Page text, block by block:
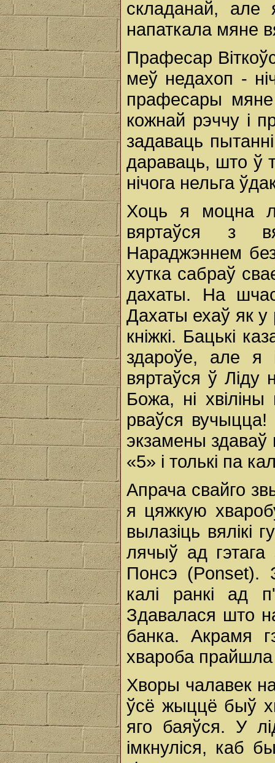
складанай, але
напаткала мяне
Прафесар
меў недахоп -
прафесары мяне
кожнай рэччу і
задаваць
дараваць, што ў
нічога нельга
Хоць я моцна
вяртаўся з
Нараджэннем
хутка сабраў
дахаты. На
Дахаты ехаў як у
кніжкі. Бацькі
здароўе, але я
вяртаўся ў Ліду
Божа, ні
рваўся
экзамены
«5» і толькі па
Апрача свайго
я цяжкую
вылазіць
лячыў ад гэтага
Понсэ (Ponset).
калі ранкі ад
Здавалася што
банка. Акрамя
хвароба
Хворы чалавек
ўсё жыццё быў
яго баяўся. У
імкнуліся, каб